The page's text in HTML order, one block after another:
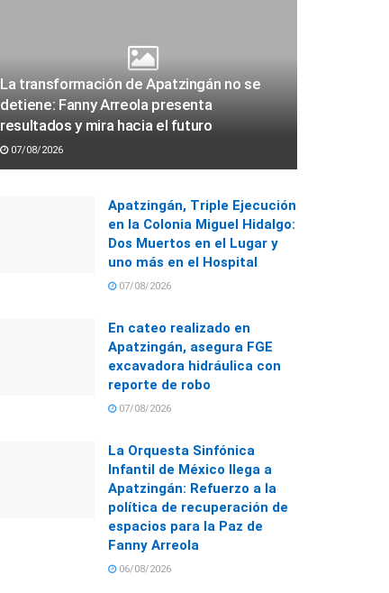
La transformación de Apatzingán no se
detiene: Fanny Arreola presenta
resultados y mira hacia el futuro
07/08/2026
Apatzingán, Triple Ejecución
en la Colonia Miguel Hidalgo:
Dos Muertos en el Lugar y
uno más en el Hospital
07/08/2026
En cateo realizado en
Apatzingán, asegura FGE
excavadora hidráulica con
reporte de robo
07/08/2026
La Orquesta Sinfónica
Infantil de México llega a
Apatzingán: Refuerzo a la
política de recuperación de
espacios para la Paz de
Fanny Arreola
06/08/2026